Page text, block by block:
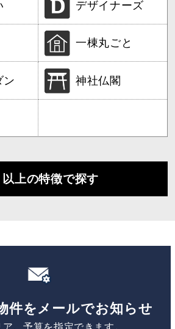
デザイナーズ
一棟丸ごと
ン 神社仏閣
以上の特徴で探す
件をメールでお知らせ